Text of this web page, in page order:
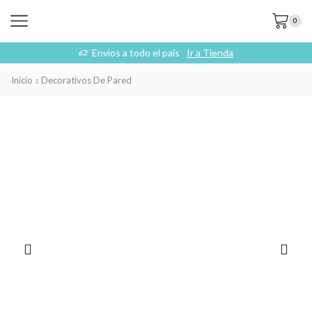
0
Envios a todo el país Ir a Tienda
Inicio Decorativos De Pared